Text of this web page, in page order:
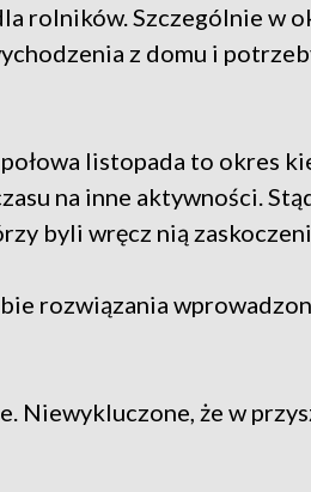
rolników. Szczególnie w
z domu i
listopada to okres
na inne aktywności.
byli wręcz nią zaskoczeni
rozwiązania
Niewykluczone, że w